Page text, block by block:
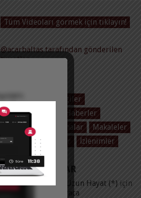
Tüm Videoları görmek için tıklayın!
@acarbaltas tarafından gönderilen
tweetler
Dergiler
Futbol Üzerine
Haberler
Kitaplar
Konuşmalar
Makaleler
Videolar
Yayınlar İzlenimler
SON YORUMLAR
Mutlu Evlilik ve Uzun Hayat (*) için
fatih ibrahim karaca